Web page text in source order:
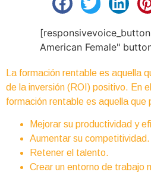
American Female"
La formación rentable es aquella
de la inversión (ROI) positivo. En
formación rentable es aquella que
Mejorar su productividad y
Aumentar su competitividad.
Retener el talento.
Crear un entorno de trabajo